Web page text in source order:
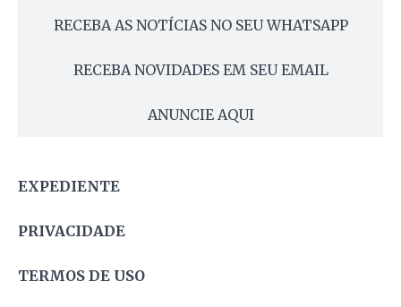
RECEBA AS NOTÍCIAS NO SEU WHATSAPP
RECEBA NOVIDADES EM SEU EMAIL
ANUNCIE AQUI
EXPEDIENTE
PRIVACIDADE
TERMOS DE USO